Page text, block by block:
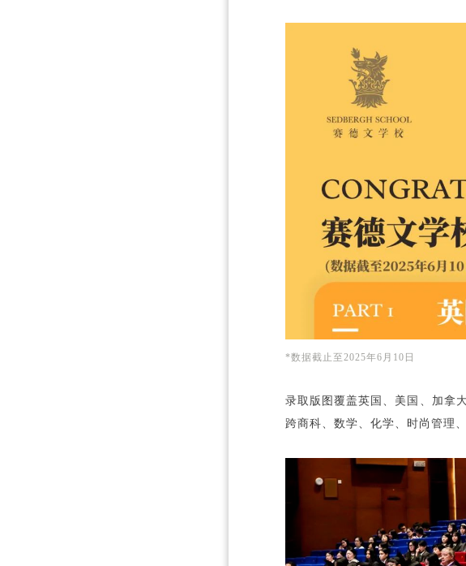
*数据截止至2025年6月10日
录取版图覆盖英国、美国、加拿
跨商科、数学、化学、时尚管理